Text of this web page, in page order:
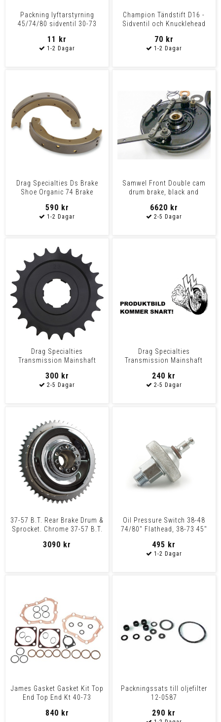
Packning lyftarstyrning
45/74/80 sidventil 30-73
11 kr
Champion Tändstift D16 -
Sidventil och Knucklehead
70 kr
Drag Specialties Ds Brake
Shoe Organic 74 Brake
590 kr
Samwel Front Double cam
drum brake, black and
6620 kr
Drag Specialties
Transmission Mainshaft
79Bt
300 kr
Drag Specialties
Transmission Mainshaft
79Bt
240 kr
37-57 B.T. Rear Brake Drum &
Sprocket. Chrome 37-57 B.T.
3090 kr
Oil Pressure Switch 38-48
74/80" Flathead, 38-73 45"
495 kr
James Gasket Gasket Kit Top
End Top End Kt 40-73
840 kr
Packningssats till oljefilter
12-0587
290 kr